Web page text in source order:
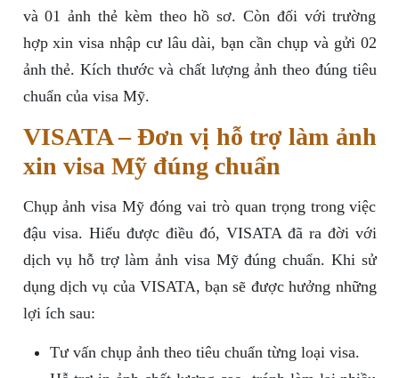
và 01 ảnh thẻ kèm theo hồ sơ. Còn đối với trường
hợp xin visa nhập cư lâu dài, bạn cần chụp và gửi 02
ảnh thẻ. Kích thước và chất lượng ảnh theo đúng tiêu
chuẩn của visa Mỹ.
VISATA – Đơn vị hỗ trợ làm ảnh
xin visa Mỹ đúng chuẩn
Chụp ảnh visa Mỹ đóng vai trò quan trọng trong việc
đậu visa. Hiểu được điều đó, VISATA đã ra đời với
dịch vụ hỗ trợ làm ảnh visa Mỹ đúng chuẩn. Khi sử
dụng dịch vụ của VISATA, bạn sẽ được hưởng những
lợi ích sau:
Tư vấn chụp ảnh theo tiêu chuẩn từng loại visa.